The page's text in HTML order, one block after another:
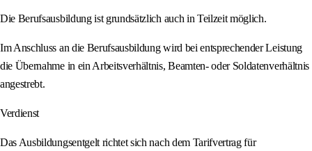
Die Berufsausbildung ist grundsätzlich auch in Teilzeit möglich.
Im Anschluss an die Berufsausbildung wird bei entsprechender Leistung
die Übernahme in ein Arbeitsverhältnis, Beamten- oder Soldatenverhältnis
angestrebt.
Verdienst
Das Ausbildungsentgelt richtet sich nach dem Tarifvertrag für